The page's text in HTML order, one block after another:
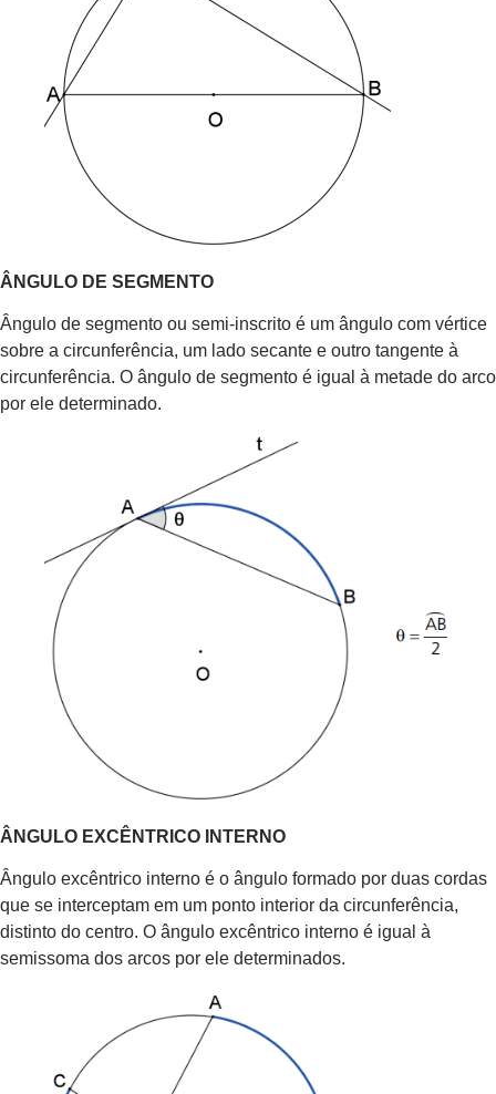
ÂNGULO DE SEGMENTO
Ângulo de segmento ou semi-inscrito é um ângulo com vértice
sobre a circunferência, um lado secante e outro tangente à
circunferência. O ângulo de segmento é igual à metade do arco
por ele determinado.
ÂNGULO EXCÊNTRICO INTERNO
Ângulo excêntrico interno é o ângulo formado por duas cordas
que se interceptam em um ponto interior da circunferência,
distinto do centro. O ângulo excêntrico interno é igual à
semissoma dos arcos por ele determinados.